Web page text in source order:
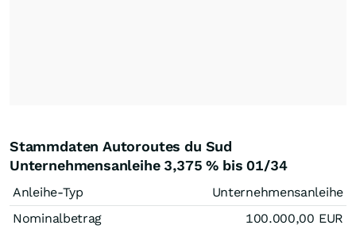
Stammdaten Autoroutes du Sud
Unternehmensanleihe 3,375 % bis 01/34
Anleihe-Typ
Unternehmensanleihe
Nominalbetrag
100.000,00 EUR